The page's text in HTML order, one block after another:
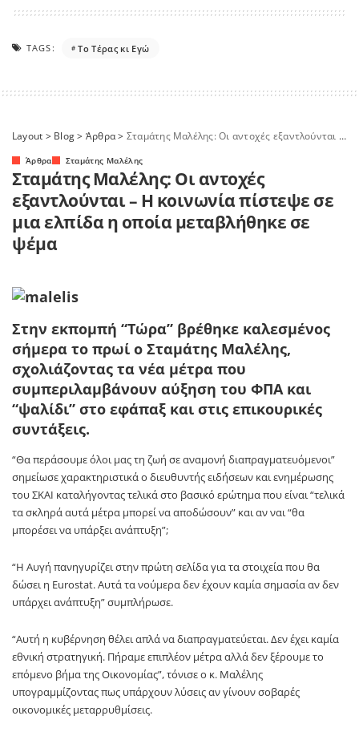
TAGS: Το Τέρας κι Εγώ
Layout > Blog> Άρθρα> Σταμάτης Μαλέλης: Οι αντοχές εξαντλούνται – Η κοινωνία πίστεψε σε μια ελπίδα η οποία μεταβλήθηκε σε ψέμα
Άρθρα Σταμάτης Μαλέλης
Σταμάτης Μαλέλης: Οι αντοχές
εξαντλούνται – Η κοινωνία πίστεψε σε
μια ελπίδα η οποία μεταβλήθηκε σε
ψέμα
Στην εκπομπή “Τώρα” βρέθηκε καλεσμένος
σήμερα το πρωί ο Σταμάτης Μαλέλης,
σχολιάζοντας τα νέα μέτρα που
συμπεριλαμβάνουν αύξηση του ΦΠΑ και
“ψαλίδι” στο εφάπαξ και στις επικουρικές
συντάξεις.
“Θα περάσουμε όλοι μας τη ζωή σε αναμονή διαπραγματευόμενοι”
σημείωσε χαρακτηριστικά ο διευθυντής ειδήσεων και ενημέρωσης
του ΣΚΑΙ καταλήγοντας τελικά στο βασικό ερώτημα που είναι “τελικά
τα σκληρά αυτά μέτρα μπορεί να αποδώσουν” και αν ναι “θα
μπορέσει να υπάρξει ανάπτυξη”;
“Η Αυγή πανηγυρίζει στην πρώτη σελίδα για τα στοιχεία που θα
δώσει η Eurostat. Αυτά τα νούμερα δεν έχουν καμία σημασία αν δεν
υπάρχει ανάπτυξη” συμπλήρωσε.
“Αυτή η κυβέρνηση θέλει απλά να διαπραγματεύεται. Δεν έχει καμία
εθνική στρατηγική. Πήραμε επιπλέον μέτρα αλλά δεν ξέρουμε το
επόμενο βήμα της Οικονομίας”, τόνισε ο κ. Μαλέλης
υπογραμμίζοντας πως υπάρχουν λύσεις αν γίνουν σοβαρές
οικονομικές μεταρρυθμίσεις.